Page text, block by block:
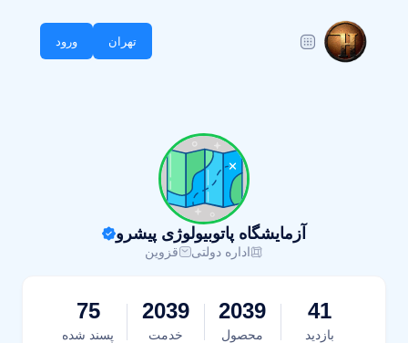
تهران ورود
آزمایشگاه پاتوبیولوژی پیشرو
اداره دولتی قزوین
41
بازدید
2039
محصول
2039
خدمت
75
پسند شده